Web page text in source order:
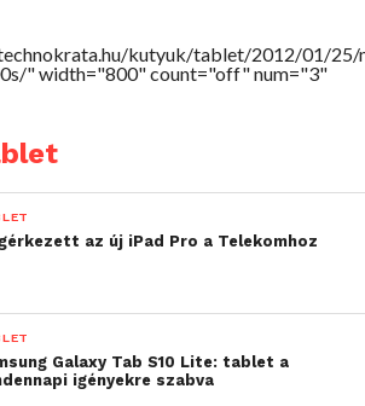
hasonlóan – e-könyvolvasásra
mint mini multimédiás
akár 10 óra folyamatos
akár 4 órán keresztül
filmjeinket 1080p
100s hazánkban bruttó 69 900 Ft-os
áron kerül forgalomba.
pedig márciustól lesz
memóriával.
kutyuk/tablet/2012/01/25/
" width="800" count="off" num="3"
az új iPad Pro a Telekomhoz
Galaxy Tab S10 Lite: tablet a
igényekre szabva